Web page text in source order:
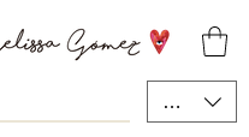
MXN ($)